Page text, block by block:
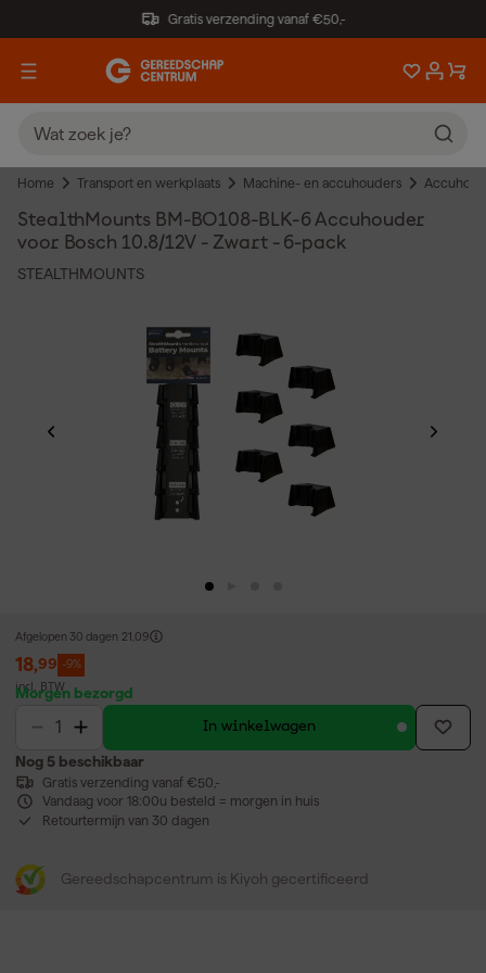
Gratis verzending vanaf €50,-
Home Transport en werkplaats Machine- en accuhouders
StealthMounts BM-BO108-BLK-6 Accuhouder
voor Bosch 10.8/12V - Zwart - 6-pack
STEALTHMOUNTS
Afgelopen 30 dagen 21,09
18,99 -9%
incl. BTW
Morgen bezorgd
In winkelwagen
Nog 5 beschikbaar
Gratis verzending vanaf €50,-
Vandaag voor 18:00u besteld = morgen in huis
Retourtermijn van 30 dagen
Gereedschapcentrum is Kiyoh gecertificeerd